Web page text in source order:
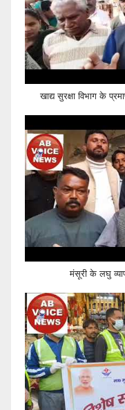
खाद्य सुरक्षा विभाग के
मंसूरी के लघु